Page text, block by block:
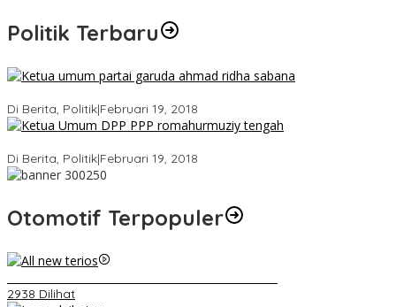
Politik Terbaru
Di Berita, Politik|Februari 19, 2018
Di Berita, Politik|Februari 19, 2018
Otomotif Terpopuler
2938 Dilihat